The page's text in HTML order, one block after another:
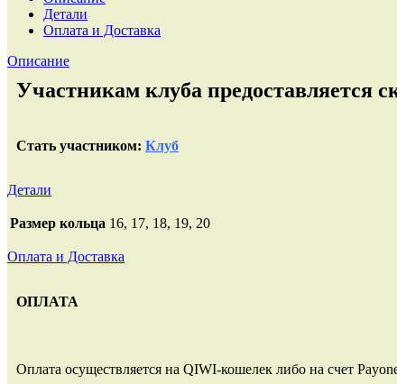
Детали
Оплата и Доставка
Описание
Участникам клуба предоставляется
Стать участником: Клуб
Детали
Размер кольца 16, 17, 18, 19, 20
Оплата и Доставка
ОПЛАТА
Оплата осуществляется на QIWI-кошелек либо на счет